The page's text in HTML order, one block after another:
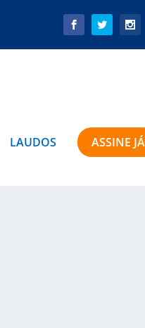
LAUDOS ASSINE JÁ